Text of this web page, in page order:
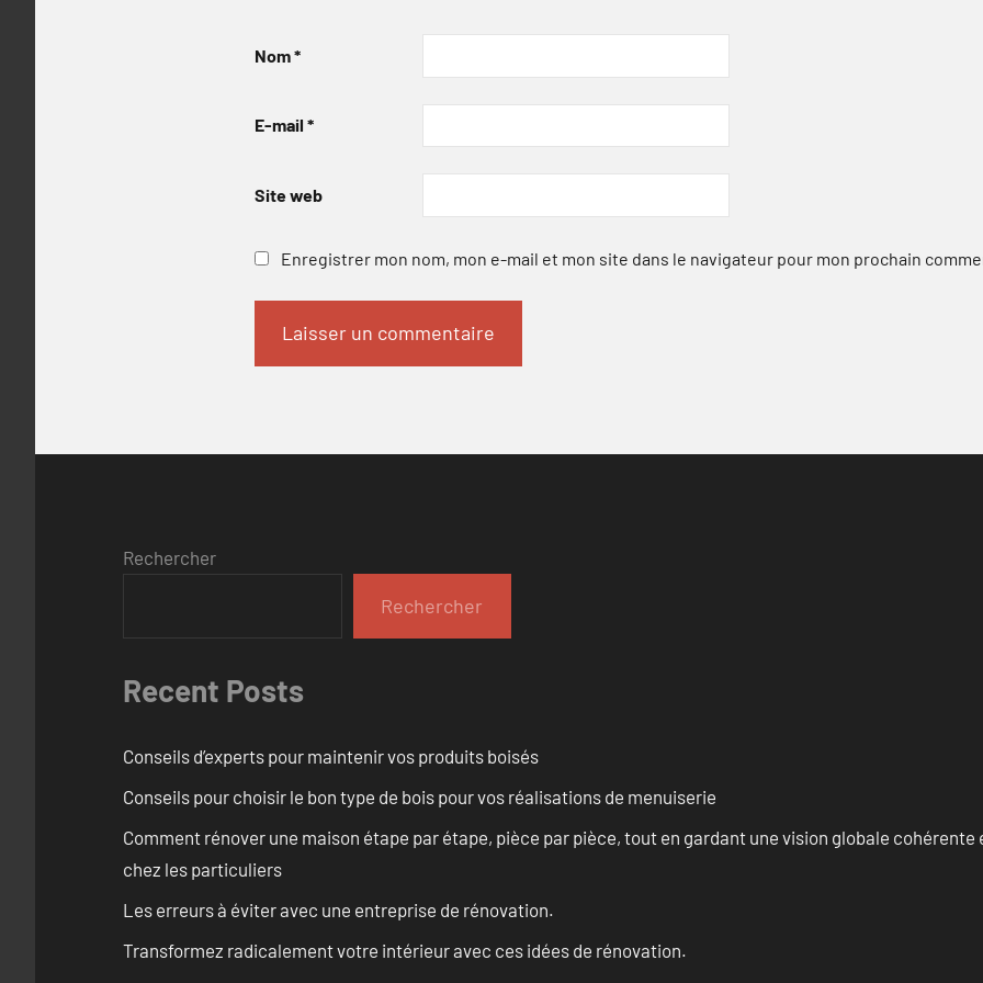
Nom*
E-mail *
Site web
Enregistrer mon nom, mon e-mail et mon site dans le navigateur pour mon prochain
Rechercher
Rechercher
Recent Posts
Conseils d’experts pour maintenir vos produits boisés
Conseils pour choisir le bon type de bois pour vos réalisations de menuiserie
Comment rénover une maison étape par étape, pièce par pièce, tout en gardant une vision globale
chez les particuliers
Les erreurs à éviter avec une entreprise de rénovation.
Transformez radicalement votre intérieur avec ces idées de rénovation.